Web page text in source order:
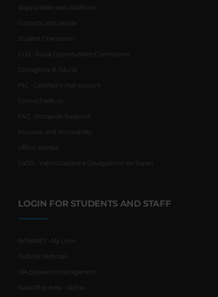
Mappa delle sedi didattiche
Contacts and people
Student Orientation
CUG - Equal Opportunities Commission
Consigliera di fiducia
PEC - Certified e-mail account
Connect with us
FAQ - Domande frequenti
Inclusion and Accessibility
Ufficio stampa
VaDiS - Valorizzazione e Divulgazione dei Saperi
LOGIN FOR STUDENTS AND STAFF
INTRANET - My Univr
Outlook Webmail
GIA password management
Backoffice Area - dbErw